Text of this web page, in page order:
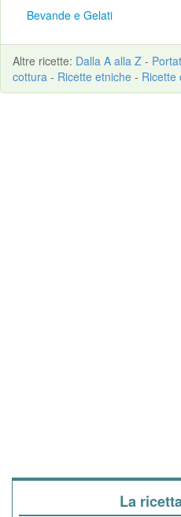
Bevande e Gelati
Altre ricette: Dalla A alla Z -
cottura - Ricette etniche - Ricette
La